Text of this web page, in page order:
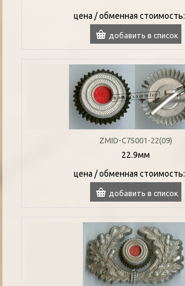
цена / oбменная стоимость:
добавить в список
ZMID-C75001-22(09)
22.9мм
цена / oбменная стоимость:
добавить в список